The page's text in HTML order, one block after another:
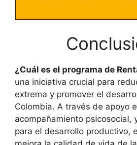
¿Cuál es el programa de
una iniciativa crucial para
extrema y promover el
Colombia. A través de apoyo
acompañamiento psicosocial,
para el desarrollo productivo,